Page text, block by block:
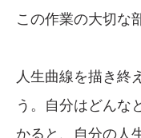
この作業の大切な
人生曲線を描き終
う。自分はどんな
かると、自分の人